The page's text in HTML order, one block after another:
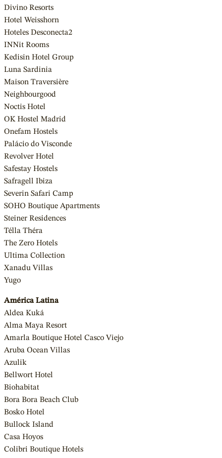
Divino Resorts
Hotel Weisshorn
Hoteles Desconecta2
INNit Rooms
Kedisin Hotel Group
Luna Sardinia
Maison Traversière
Neighbourgood
Noctis Hotel
OK Hostel Madrid
Onefam Hostels
Palácio do Visconde
Revolver Hotel
Safestay Hostels
Safragell Ibiza
Severin Safari Camp
SOHO Boutique Apartments
Steiner Residences
Télla Théra
The Zero Hotels
Ultima Collection
Xanadu Villas
Yugo
América Latina
Aldea Kuká
Alma Maya Resort
Amarla Boutique Hotel Casco Viejo
Aruba Ocean Villas
Azulik
Bellwort Hotel
Biohabitat
Bora Bora Beach Club
Bosko Hotel
Bullock Island
Casa Hoyos
Colibri Boutique Hotels